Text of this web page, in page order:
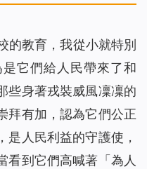
的教育，我從小就特別
它們給人民帶來了和
些身著戎裝威風凜凜的
拜有加，認為它們公正
是人民利益的守護使，
看到它們高喊著「為人